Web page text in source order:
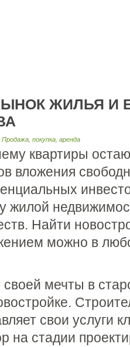
ЖИЛЬЯ И
Продажа, покупка, аренда
квартиры
вложения
жилой
Найти
можно в
своей мечты в
свои услуги
на стадии